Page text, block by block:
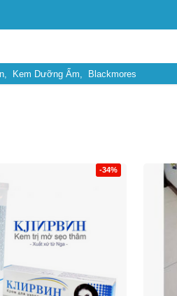
Kem Dưỡng Ẩm Blackmores
-34%
Sản phẩmhayMua hàng